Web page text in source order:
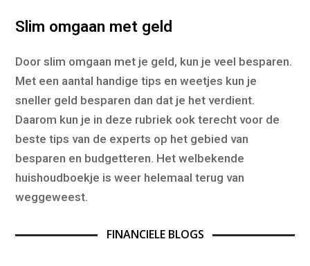
Slim omgaan met geld
Door slim omgaan met je geld, kun je veel besparen.
Met een aantal handige tips en weetjes kun je
sneller geld besparen dan dat je het verdient.
Daarom kun je in deze rubriek ook terecht voor de
beste tips van de experts op het gebied van
besparen en budgetteren. Het welbekende
huishoudboekje is weer helemaal terug van
weggeweest.
FINANCIELE BLOGS